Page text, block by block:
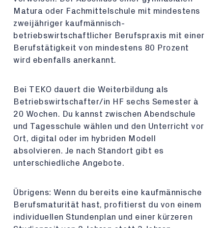
Matura oder Fachmittelschule mit mindestens
zweijähriger kaufmännisch-
betriebswirtschaftlicher Berufspraxis mit einer
Berufstätigkeit von mindestens 80 Prozent
wird ebenfalls anerkannt.
Bei TEKO dauert die Weiterbildung als
Betriebswirtschafter/in HF sechs Semester à
20 Wochen. Du kannst zwischen Abendschule
und Tagesschule wählen und den Unterricht vor
Ort, digital oder im hybriden Modell
absolvieren. Je nach Standort gibt es
unterschiedliche Angebote.
Übrigens: Wenn du bereits eine kaufmännische
Berufsmaturität hast, profitierst du von einem
individuellen Stundenplan und einer kürzeren